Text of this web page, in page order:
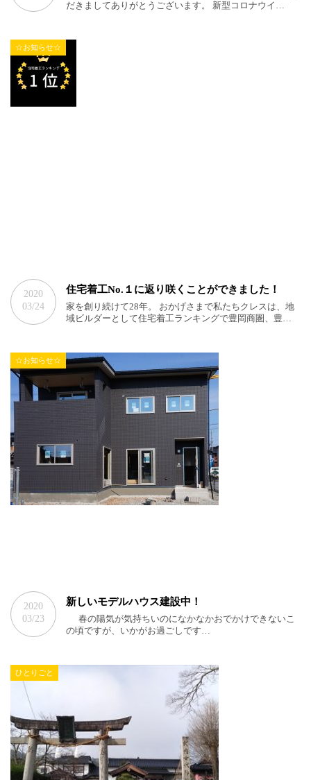
だきましてありがとうございます。 新型コロナウイ…
☆お知らせ☆
2020
03/24
住宅着工No.１に返り咲くことができました！
家を創り続けて28年。 おかげさまで私たちクレスは、地
域ビルダーとして住宅着工ランキングで豊岡商圏、豊…
☆お知らせ☆
2020
03/23
新しいモデルハウス建設中！
春の陽気が気持ちいのになかなかおでかけできないこ
の頃ですが、いかがお過ごしです…
ひとりごと